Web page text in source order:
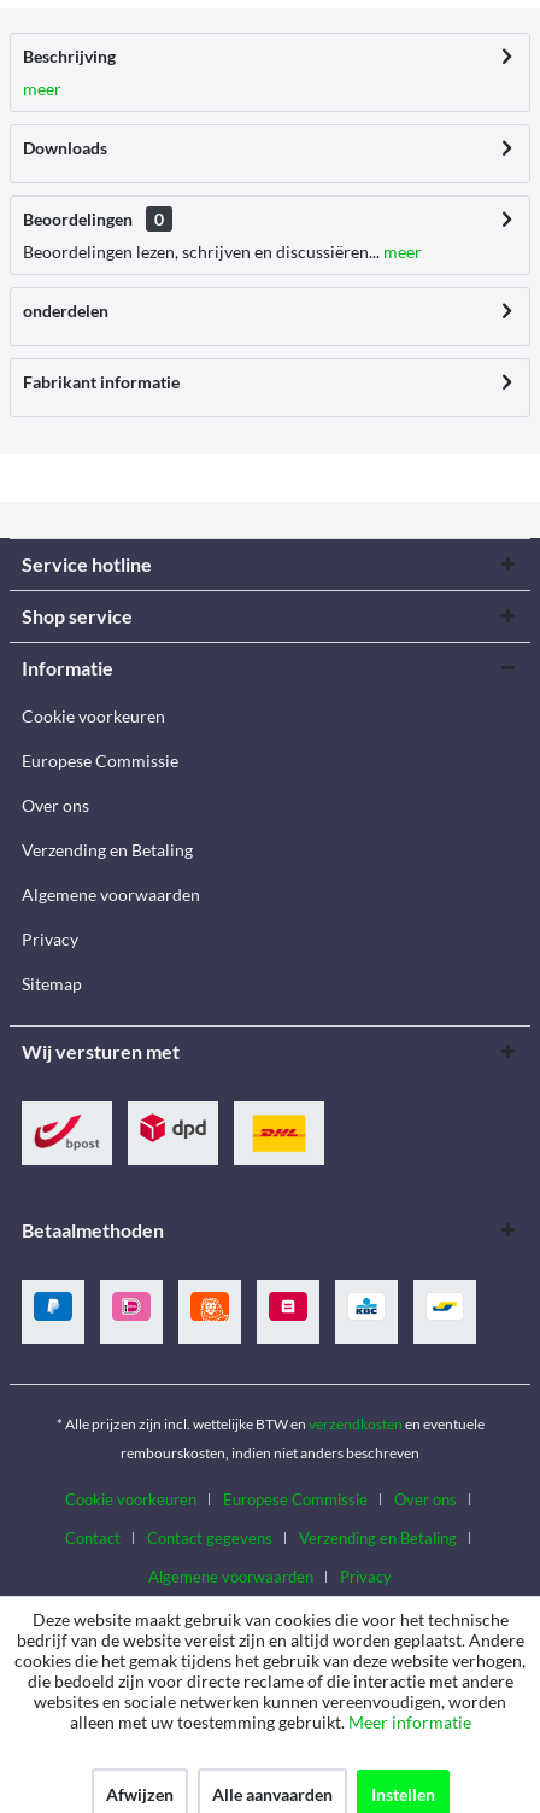
Beschrijving
meer
Downloads
Beoordelingen
0
Beoordelingen lezen, schrijven en discussiëren... meer
onderdelen
Fabrikant informatie
Service hotline
Shop service
Informatie
Cookie voorkeuren
Europese Commissie
Over ons
Verzending en Betaling
Algemene voorwaarden
Privacy
Sitemap
Wij versturen met
Betaalmethoden
* Alle prijzen zijn incl. wettelijke BTW en verzendkosten en eventuele
rembourskosten, indien niet anders beschreven
Cookie voorkeuren Europese Commissie
Over ons
Contact
Contact gegevens
Verzending en Betaling
Algemene voorwaarden
Privacy
Deze website maakt gebruik van cookies die voor het technische
bedrijf van de website vereist zijn en altijd worden geplaatst. Andere
cookies die het gemak tijdens het gebruik van deze website verhogen,
die bedoeld zijn voor directe reclame of die interactie met andere
websites en sociale netwerken kunnen vereenvoudigen, worden
alleen met uw toestemming gebruikt. Meer informatie
Afwijzen Alle aanvaarden Instellen